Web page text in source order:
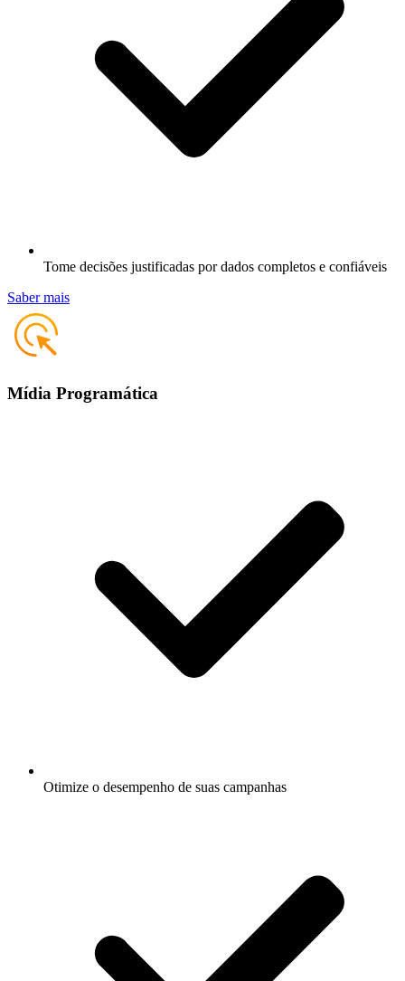
Tome decisões justificadas por dados completos e confiáveis
Saber mais
Mídia Programática
Otimize o desempenho de suas campanhas